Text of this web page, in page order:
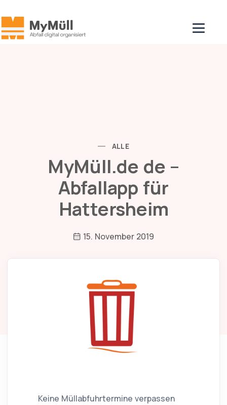
ALLE
MyMüll.de de –
Abfallapp für
Hattersheim
15. November 2019
Keine Müllabfuhrtermine verpassen